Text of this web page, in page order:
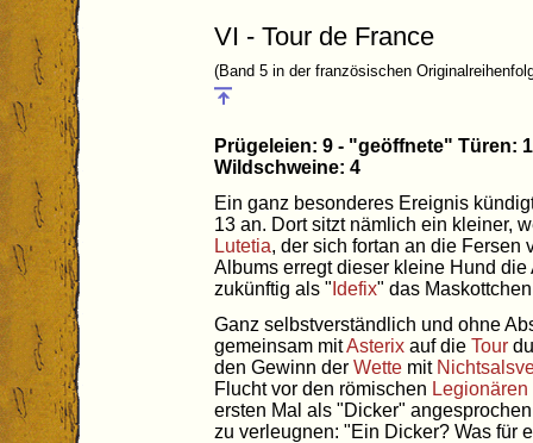
VI - Tour de France
(Band 5 in der französischen
Prügeleien: 9 - "geöffnete" Türen:
Wildschweine: 4
Ein ganz besonderes Ereignis
13 an. Dort sitzt nämlich ein kleiner,
Lutetia, der sich fortan an die Fersen
Albums erregt dieser kleine Hund
zukünftig als " Idefix" das
Ganz selbstverständlich und ohne
gemeinsam mitAsterix auf die Tour
den Gewinn der Wette mit
Flucht vor den römischen Legionären
ersten Mal als "Dicker"
zu verleugnen: "Ein Dicker? Was für